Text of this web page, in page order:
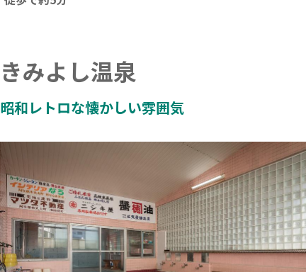
きみよし温泉
昭和レトロな懐かしい雰囲気